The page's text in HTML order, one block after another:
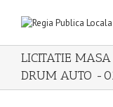
LICITATIE
DRUM AUTO -